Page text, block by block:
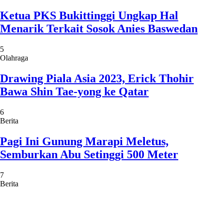
Ketua PKS Bukittinggi Ungkap Hal
Menarik Terkait Sosok Anies Baswedan
5
Olahraga
Drawing Piala Asia 2023, Erick Thohir
Bawa Shin Tae-yong ke Qatar
6
Berita
Pagi Ini Gunung Marapi Meletus,
Semburkan Abu Setinggi 500 Meter
7
Berita